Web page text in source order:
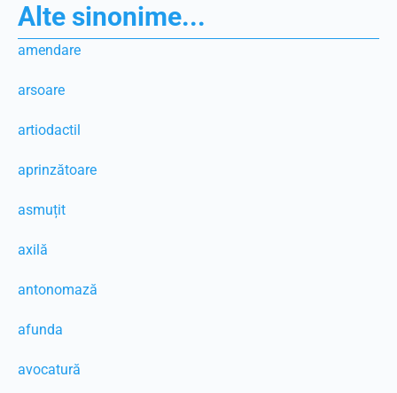
Alte sinonime...
amendare
arsoare
artiodactil
aprinzătoare
asmuțit
axilă
antonomază
afunda
avocatură